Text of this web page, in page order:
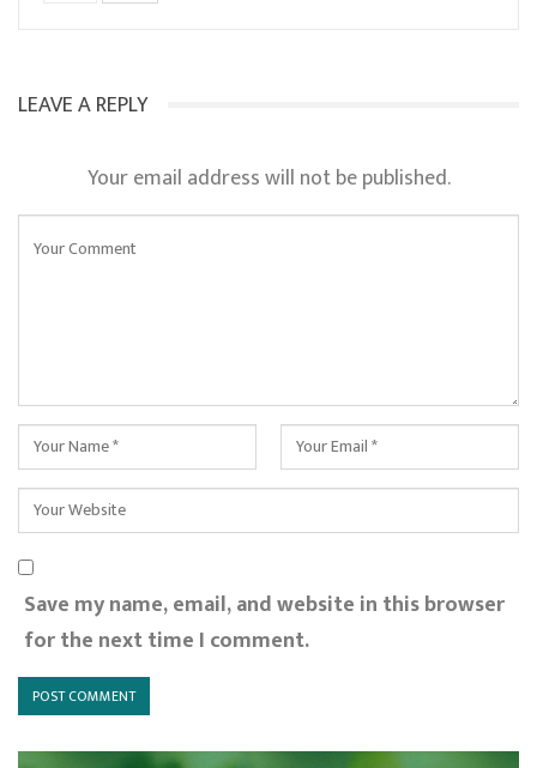
LEAVE A REPLY
Your email address will not be published.
Save my name, email, and website in this browser
for the next time I comment.